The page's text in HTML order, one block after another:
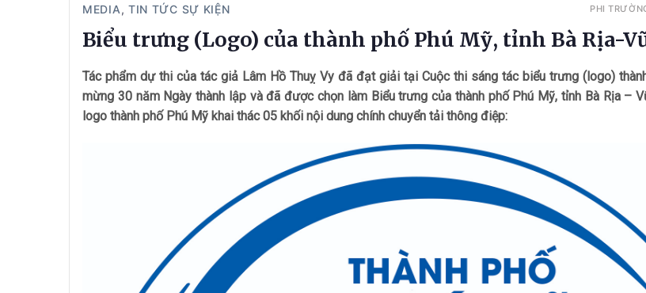
MEDIA, TIN TỨC SỰ KIỆN PHI
Biểu trưng (Logo) của thành phố Phú Mỹ, tỉnh Bà Rịa-
Tác phẩm dự thi của tác giả Lâm Hồ Thuỵ Vy đã đạt giải tại Cuộc thi sáng tác biểu trưng (logo)
mừng 30 năm Ngày thành lập và đã được chọn làm Biểu trưng của thành phố Phú Mỹ, tỉnh Bà Rịa –
logo thành phố Phú Mỹ khai thác 05 khối nội dung chính chuyển tải thông điệp: